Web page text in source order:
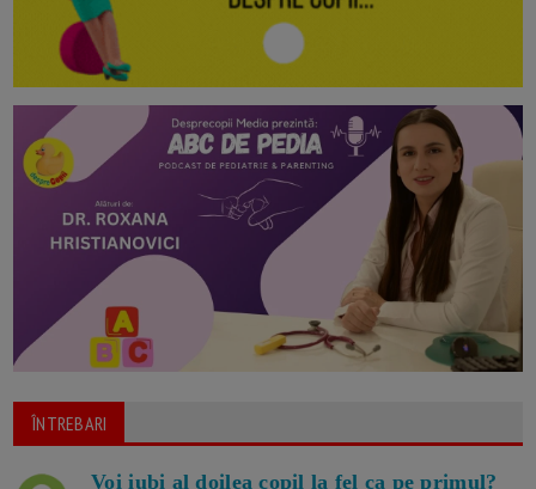
ÎNTREBARI
Voi iubi al doilea copil la fel ca pe primul?